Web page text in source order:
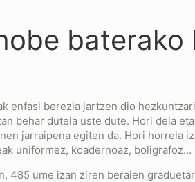
enfasi berezia jartzen dio
behar dutela uste dute. Hori dela
jarraipena egiten da. Hori horrela
uniformez, koadernoaz,
485 ume izan ziren beraien